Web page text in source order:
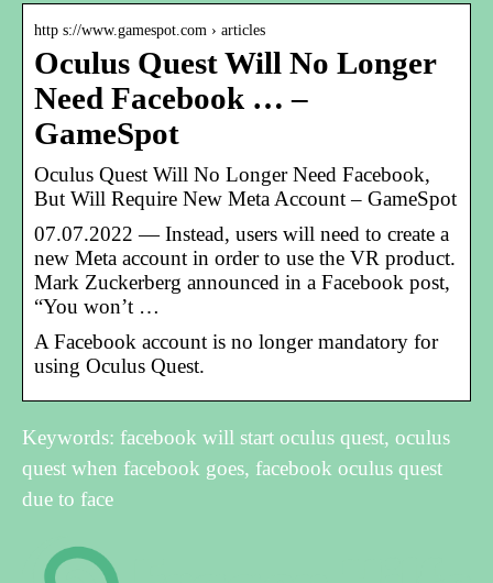
http s://www.gamespot.com › articles
Oculus Quest Will No Longer
Need Facebook … –
GameSpot
Oculus Quest Will No Longer Need Facebook,
But Will Require New Meta Account – GameSpot
07.07.2022 — Instead, users will need to create a
new Meta account in order to use the VR product.
Mark Zuckerberg announced in a Facebook post,
“You won’t …
A Facebook account is no longer mandatory for
using Oculus Quest.
Keywords: facebook will start oculus quest, oculus
quest when facebook goes, facebook oculus quest
due to face